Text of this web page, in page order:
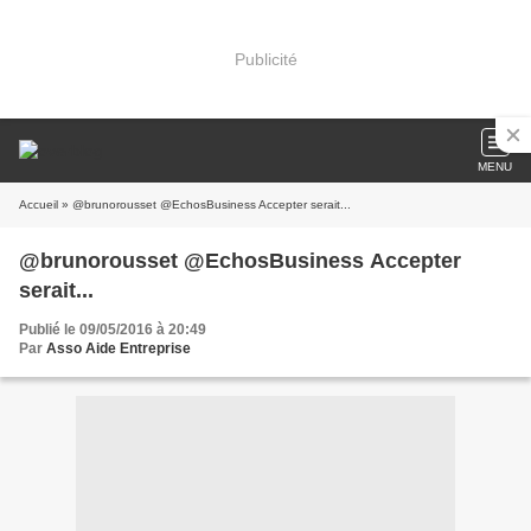
Publicité
MENU
Accueil » @brunorousset @EchosBusiness Accepter serait...
@brunorousset @EchosBusiness Accepter
serait...
Publié le 09/05/2016 à 20:49
Par Asso Aide Entreprise